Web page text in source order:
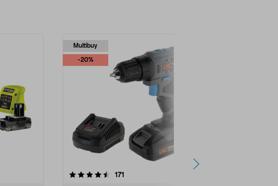
Multibuy
-20%
171
4.5 viidestä